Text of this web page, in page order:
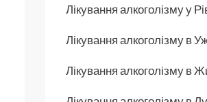
Лікування алкоголізму у
Лікування алкоголізму в
Лікування алкоголізму в